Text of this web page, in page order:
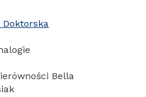
Doktorska
Bella